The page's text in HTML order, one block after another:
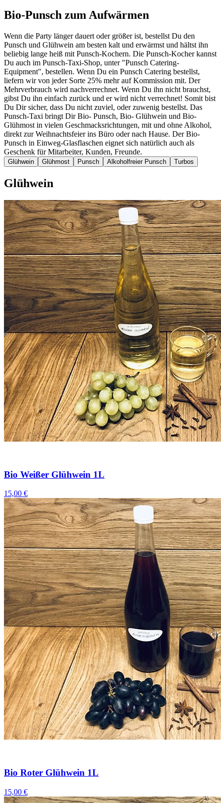
Bio-Punsch zum Aufwärmen
Wenn die Party länger dauert oder größer ist, bestellst Du den
Punsch und Glühwein am besten kalt und erwärmst und hältst ihn
beliebig lange heiß mit Punsch-Kochern. Die Punsch-Kocher kannst
Du auch im Punsch-Taxi-Shop, unter "Punsch Catering-
Equipment", bestellen. Wenn Du ein Punsch Catering bestellst,
liefern wir von jeder Sorte 25% mehr auf Kommission mit. Der
Mehrverbrauch wird nachverrechnet. Wenn Du ihn nicht brauchst,
gibst Du ihn einfach zurück und er wird nicht verrechnet! Somit bist
Du Dir sicher, dass Du nicht zuviel, oder zuwenig bestellst. Das
Punsch-Taxi bringt Dir Bio- Punsch, Bio- Glühwein und Bio-
Glühmost in vielen Geschmacksrichtungen, mit und ohne Alkohol,
direkt zur Weihnachtsfeier ins Büro oder nach Hause. Der Bio-
Punsch in Einweg-Glasflaschen eignet sich natürlich auch als
Geschenk für Mitarbeiter, Kunden, Freunde.
Glühwein Glühmost Punsch Alkoholfreier Punsch Turbos
Glühwein
Bio Weißer Glühwein 1L
15,00 €
Bio Roter Glühwein 1L
15,00 €